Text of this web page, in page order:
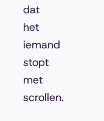
dat
het
iemand
stopt
met
scrollen.